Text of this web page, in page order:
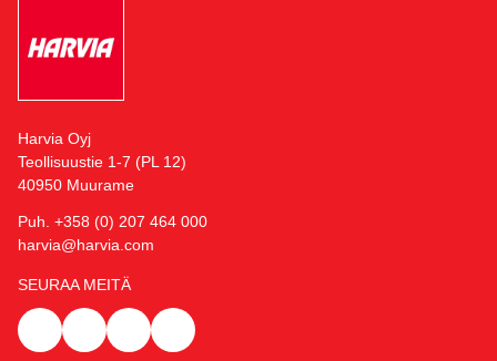
Harvia Oyj
Teollisuustie 1-7 (PL 12)
40950 Muurame
Puh. +358 (0) 207 464 000
harvia@harvia.com
SEURAA MEITÄ